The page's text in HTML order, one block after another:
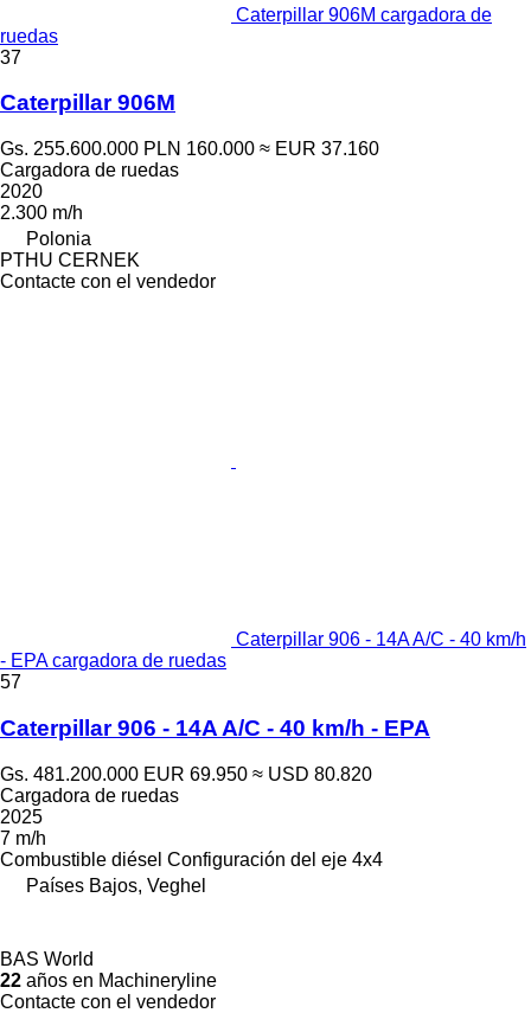
Caterpillar 906M cargadora de
ruedas
37
Caterpillar 906M
Gs. 255.600.000 PLN 160.000 ≈ EUR 37.160
Cargadora de ruedas
2020
2.300 m/h
Polonia
PTHU CERNEK
Contacte con el vendedor
Caterpillar 906 - 14A A/C - 40 km/h
- EPA cargadora de ruedas
57
Caterpillar 906 - 14A A/C - 40 km/h - EPA
Gs. 481.200.000 EUR 69.950 ≈ USD 80.820
Cargadora de ruedas
2025
7 m/h
Combustible diésel Configuración del eje 4x4
Países Bajos, Veghel
BAS World
22 años en Machineryline
Contacte con el vendedor